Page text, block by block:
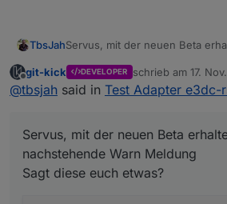
TbsJahServus, mit der neuen Beta
Sagt diese euch etwas?
Offline
git-kick DEVELOPER schrieb am 17.
zuletzt editiert von
@tbsjah said in Test Adapter
Servus, mit der neuen Beta
nachstehende Warn Meldung
Sagt diese euch etwas?